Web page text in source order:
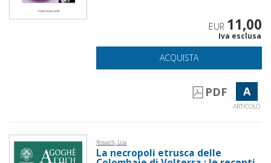
EUR 11,00
Iva esclusa
ACQUISTA
PDF A
ARTICOLO
Rosselli, Lisa
La necropoli etrusca delle